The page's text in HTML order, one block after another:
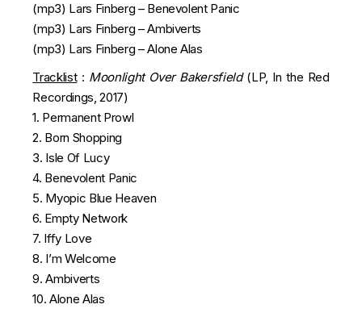
(mp3) Lars Finberg – Benevolent Panic
(mp3) Lars Finberg – Ambiverts
(mp3) Lars Finberg – Alone Alas
Tracklist: Moonlight Over Bakersfield(LP, In the Red
Recordings, 2017)
1. Permanent Prowl
2. Born Shopping
3. Isle Of Lucy
4. Benevolent Panic
5. Myopic Blue Heaven
6. Empty Network
7. Iffy Love
8. I’m Welcome
9. Ambiverts
10. Alone Alas